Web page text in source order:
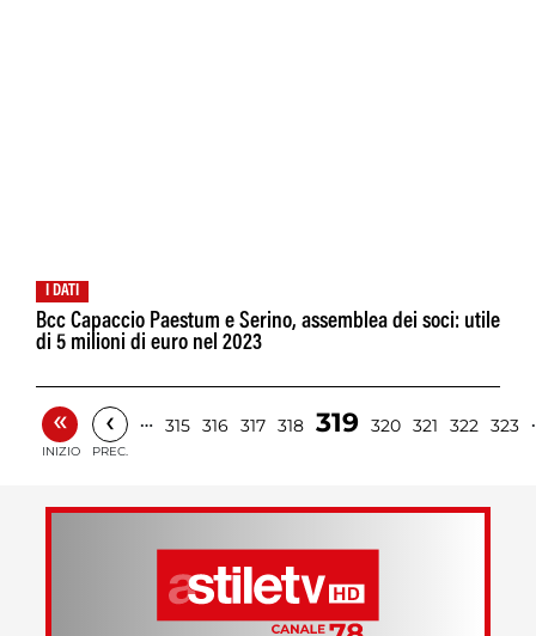
I DATI
Bcc Capaccio Paestum e Serino, assemblea dei soci: utile
di 5 milioni di euro nel 2023
«
INIZIO
‹
PREC.
… 315 316 317 318 319 320 321 322 323